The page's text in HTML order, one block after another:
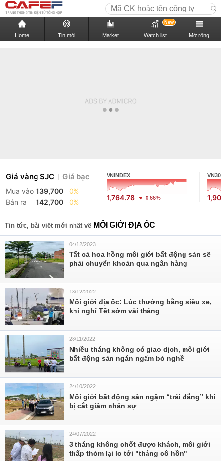
Home Tin mới Market Watch list
New
Mở rộng
Giá vàng SJC Giá bạc
Mua vào 139,700
0%
Bán ra
142,700 0%
VNINDEX
1,764.78 -0.66%
VN30
Tin tức, bài viết mới nhất về MÔI GIỚI ĐỊA ỐC
04/12/2023
Tất cả hoa hồng môi giới bất động sản sẽ
phải chuyển khoản qua ngân hàng
18/12/2022
Môi giới địa ốc: Lúc thưởng bằng siêu xe,
khi nghỉ Tết sớm vài tháng
28/11/2022
Nhiều tháng không có giao dịch, môi giới
bất động sản ngán ngẩm bỏ nghề
24/10/2022
Môi giới bất động sản ngậm “trái đắng” khi
bị cắt giảm nhân sự
24/07/2022
3 tháng không chốt được khách, môi giới
thấp thỏm lại lo tới "tháng cô hồn"